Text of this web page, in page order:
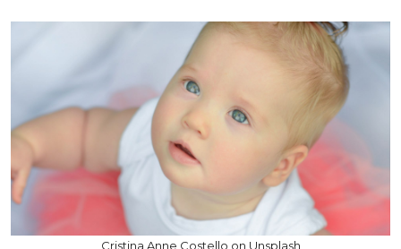
Cristina Anne Costello on Unsplash